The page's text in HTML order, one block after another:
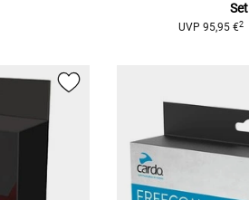
Set
UVP 95,95 €2